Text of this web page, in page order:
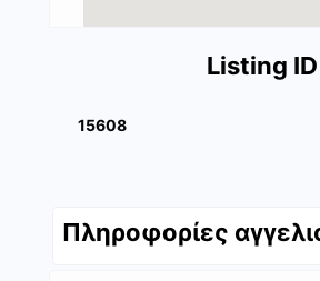
Listing
15608
Πληροφορίες